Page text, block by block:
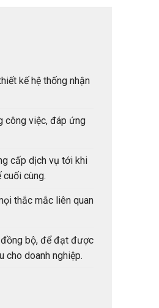
kế hệ thống nhận
công việc, đáp ứng
cấp dịch vụ tới khi
cùng.
thắc mắc liên quan
bộ, để đạt được
cho doanh nghiệp.